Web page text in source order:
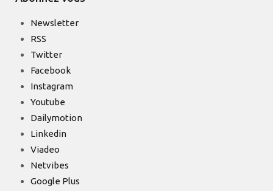
Newsletter
RSS
Twitter
Facebook
Instagram
Youtube
Dailymotion
Linkedin
Viadeo
Netvibes
Google Plus